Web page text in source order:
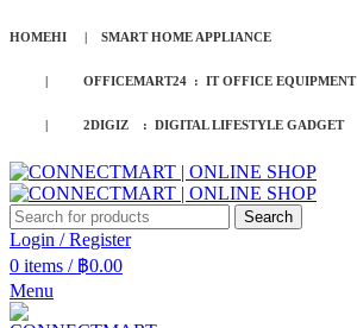
HOMEHI | SMART HOME APPLIANCE
| OFFICEMART24 : IT OFFICE EQUIPMENT
| 2DIGIZ : DIGITAL LIFESTYLE GADGET
Search
Login / Register
0 items / ฿0.00
Menu